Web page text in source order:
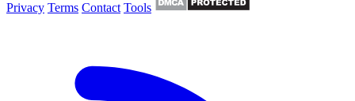
Privacy Terms Contact Tools